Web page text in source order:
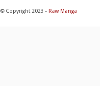
© Copyright 2023 - Raw Manga